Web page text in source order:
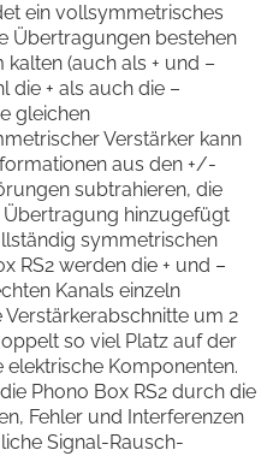
ein vollsymmetrisches
Übertragungen bestehen
(auch als + und –
die + als auch die –
gleichen
Verstärker kann
aus den +/-
subtrahieren, die
hinzugefügt
symmetrischen
RS2 werden die + und –
Kanals einzeln
um 2
so viel Platz auf der
Komponenten.
Phono Box RS2 durch die
Fehler und Interferenzen
Signal-Rausch-